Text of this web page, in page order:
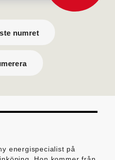
numret
energispecialist på